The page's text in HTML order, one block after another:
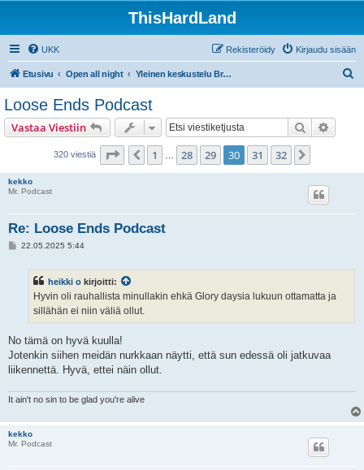
ThisHardLand
UKK Kirjaudu sisään
Rekisteröidy
Etusivu Open all night Yleinen keskustelu Brucesta ja E Street Bandistä
Loose Ends Podcast
Vastaa Viestiin Etsi
320 viestiä Sivu 30/ 32
Edellinen
1 28 29 30 31 32
kekko
Mr. Podcast
Re: Loose Ends Podcast
V22.05.2025 5:44
heikki o kirjoitti:
Hyvin oli rauhallista minullakin ehkä Glory daysia lukuun ottamatta ja
sillähän ei niin väliä ollut.
No tämä on hyvä kuulla!
Jotenkin siihen meidän nurkkaan näytti, että sun edessä oli jatkuvaa
liikennettä. Hyvä, ettei näin ollut.
It ain't no sin to be glad you're alive
kekko
Mr. Podcast